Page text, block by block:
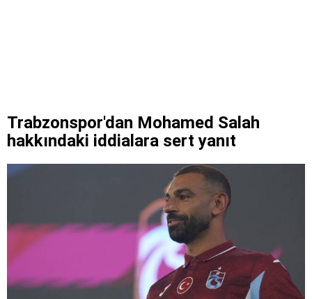
Trabzonspor'dan Mohamed Salah
hakkındaki iddialara sert yanıt